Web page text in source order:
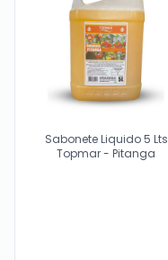
Sabonete Liquido 5 Lts
Topmar - Pitanga